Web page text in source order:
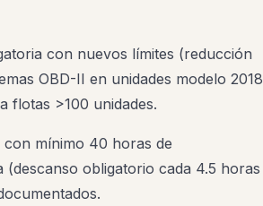
con nuevos límites (reducción
OBD-II en unidades modelo 2018
flotas >100 unidades.
mínimo 40 horas de
obligatorio cada 4.5 horas